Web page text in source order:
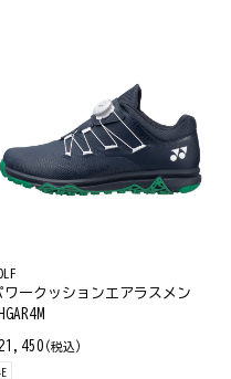
ワークッションエアラスメン
(税込)